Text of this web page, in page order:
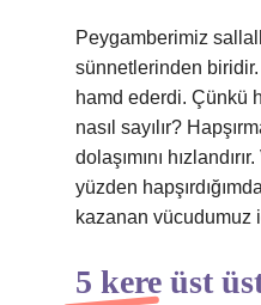
Peygamberimiz
sünnetlerinden biridir.
hamd ederdi. Çünkü
nasıl sayılır?
dolaşımını
yüzden
kazanan vücudumuz
5 kere üst